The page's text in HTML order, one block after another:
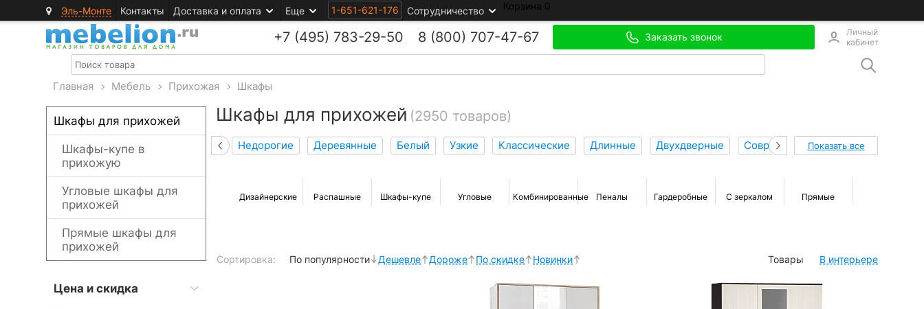
Эль-Монте Контакты Доставка и оплата Еще 1-651-621-176 Сотрудничество Корзина 0
+7 (495) 783-29-50 8 (800) 707-47-67 Заказать звонок
Личный
кабинет
Главная > Мебель > Прихожая > Шкафы
Шкафы для прихожей
Шкафы-купе в
прихожую
Угловые шкафы для
прихожей
Прямые шкафы для
прихожей
Цена и скидка
Шкафы для прихожей (2950 товаров)
Недорогие Деревянные Белый Узкие Классические Длинные Двухдверные Современные Элитные
Показать все
Дизайнерские Распашные Шкафы-купе Угловые Комбинированные Пеналы Гардеробные С зеркалом Прямые
Сортировка: По популярности Дешевле Дороже По скидке Новинки Товары В интерьере